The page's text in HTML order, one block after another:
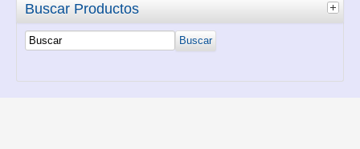
Buscar Productos